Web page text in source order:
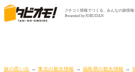
旅の思い出 →東北の観光情報 → 福島県の観光情報 →